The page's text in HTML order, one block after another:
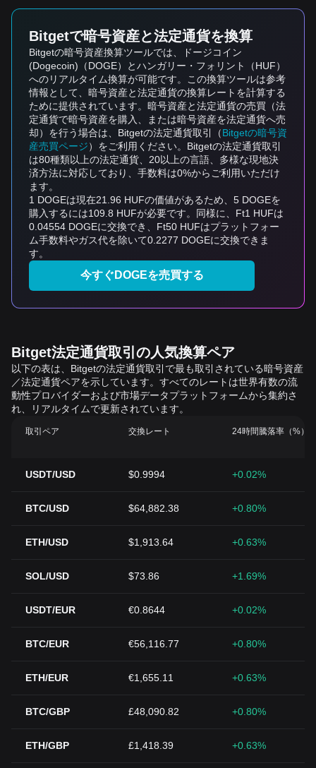
Bitgetで暗号資産と法定通貨を換算
Bitgetの暗号資産換算ツールでは、ドージコイン
(Dogecoin)（DOGE）とハンガリー・フォリント（HUF）
へのリアルタイム換算が可能です。この換算ツールは参考
情報として、暗号資産と法定通貨の換算レートを計算する
ために提供されています。暗号資産と法定通貨の売買（法
定通貨で暗号資産を購入、または暗号資産を法定通貨へ売
却）を行う場合は、Bitgetの法定通貨取引（Bitgetの暗号資
産売買ページ）をご利用ください。Bitgetの法定通貨取引
は80種類以上の法定通貨、20以上の言語、多様な現地決
済方法に対応しており、手数料は0%からご利用いただけ
ます。
1 DOGEは現在21.96 HUFの価値があるため、5 DOGEを
購入するには109.8 HUFが必要です。同様に、Ft1 HUFは
0.04554 DOGEに交換でき、Ft50 HUFはプラットフォー
ム手数料やガス代を除いて0.2277 DOGEに交換できま
す。
今すぐDOGEを売買する
Bitget法定通貨取引の人気換算ペア
以下の表は、Bitgetの法定通貨取引で最も取引されている暗号資産
／法定通貨ペアを示しています。すべてのレートは世界有数の流
動性プロバイダーおよび市場データプラットフォームから集約さ
れ、リアルタイムで更新されています。
取引ペア 交換レート 24時間騰落率（%）
USDT/USD $0.9994 +0.02%
BTC/USD $64,882.38 +0.80%
ETH/USD $1,913.64 +0.63%
SOL/USD $73.86 +1.69%
USDT/EUR €0.8644 +0.02%
BTC/EUR €56,116.77 +0.80%
ETH/EUR €1,655.11 +0.63%
BTC/GBP £48,090.82 +0.80%
ETH/GBP £1,418.39 +0.63%